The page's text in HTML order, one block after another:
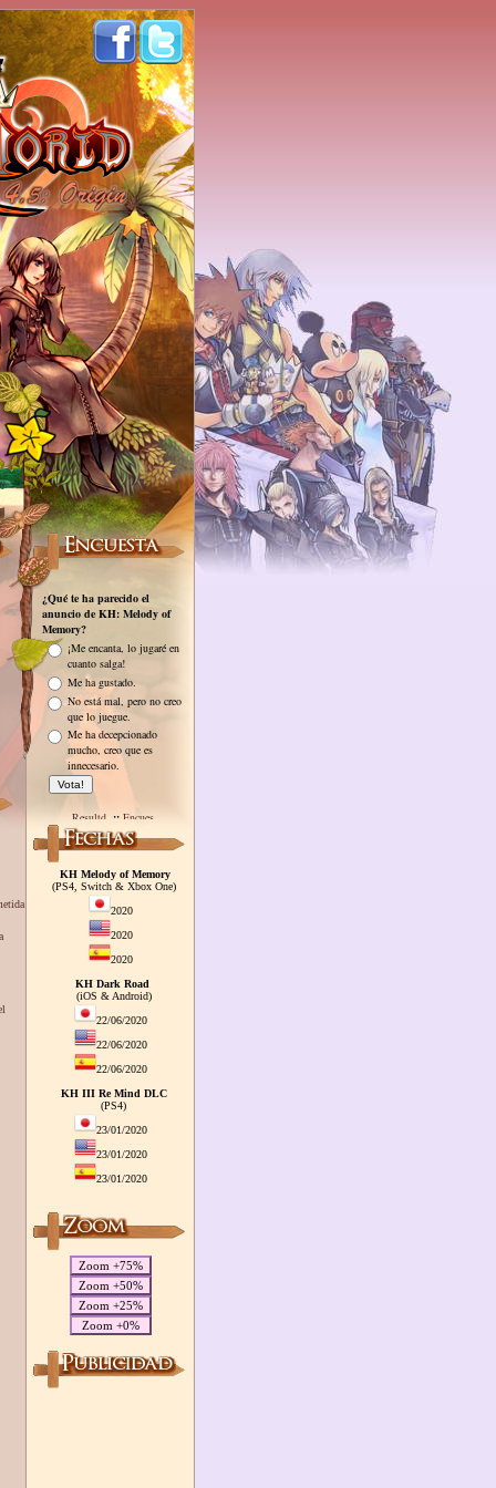
KH Melody of Memory
(PS4, Switch & Xbox One)
2020
2020
2020
KH Dark Road
(iOS & Android)
22/06/2020
22/06/2020
22/06/2020
KH III Re Mind DLC
(PS4)
23/01/2020
23/01/2020
23/01/2020
Zoom +75%
Zoom +50%
Zoom +25%
Zoom +0%